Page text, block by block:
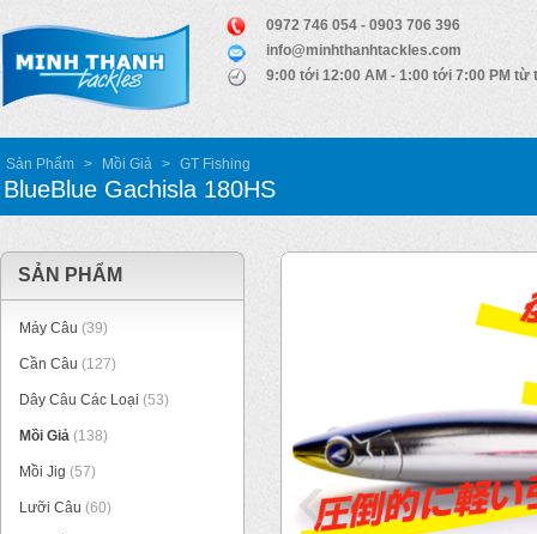
0972 746 054 - 0903 706 396
info@minhthanhtackles.com
9:00 tới 12:00 AM - 1:00 tới 7:00 PM từ
Sản Phẩm > Mồi Giả > GT Fishing
BlueBlue Gachisla 180HS
SẢN PHẨM
Máy Câu (39)
Cần Câu (127)
Dây Câu Các Loại (53)
Mồi Giả (138)
Mồi Jig (57)
Lưỡi Câu (60)